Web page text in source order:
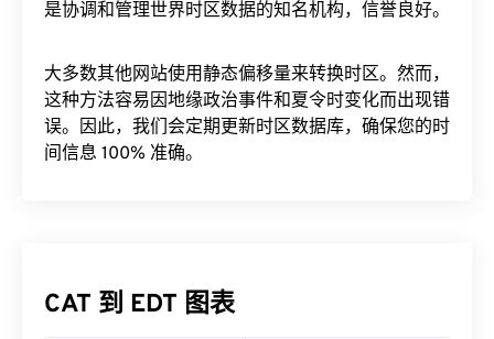
是协调和管理世界时区数据的知名机构，信誉良好。
大多数其他网站使用静态偏移量来转换时区。然而，
这种方法容易因地缘政治事件和夏令时变化而出现错
误。因此，我们会定期更新时区数据库，确保您的时
间信息 100% 准确。
CAT 到 EDT 图表